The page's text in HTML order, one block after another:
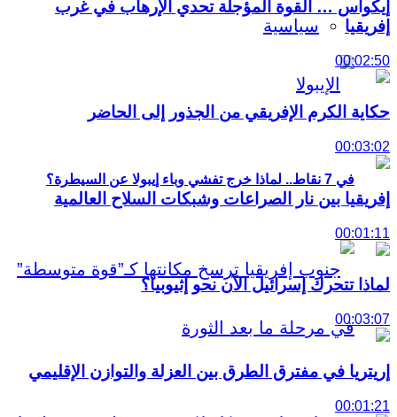
سياسية
في 7 نقاط.. لماذا خرج تفشي وباء إيبولا عن السيطرة؟
إيكواس … القوة المؤجلة تحدي الإرهاب في غرب
إفريقيا
00:02:50
حكاية الكرم الإفريقي من الجذور إلى الحاضر
00:03:02
إفريقيا بين نار الصراعات وشبكات السلاح العالمية
00:01:11
لماذا تتحرك إسرائيل الآن نحو إثيوبيا؟
00:03:07
إريتريا في مفترق الطرق بين العزلة والتوازن الإقليمي
00:01:21